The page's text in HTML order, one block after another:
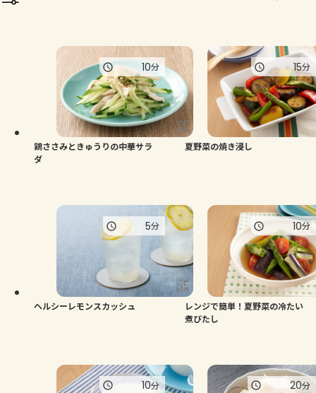
トーク
よくあるお問い合わせ
お買い物
鶏ささみときゅうりの中華サラ
ダ
10分
夏野菜の焼き浸し
15分
ヘルシーレモンスカッシュ
5分
レンジで簡単！夏野菜の冷たい
煮びたし
10分
10分 20分